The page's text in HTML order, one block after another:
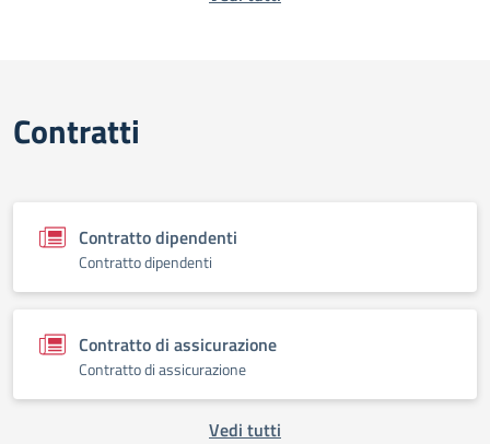
Contratti
Contratto dipendenti
Contratto dipendenti
Contratto di assicurazione
Contratto di assicurazione
Vedi tutti